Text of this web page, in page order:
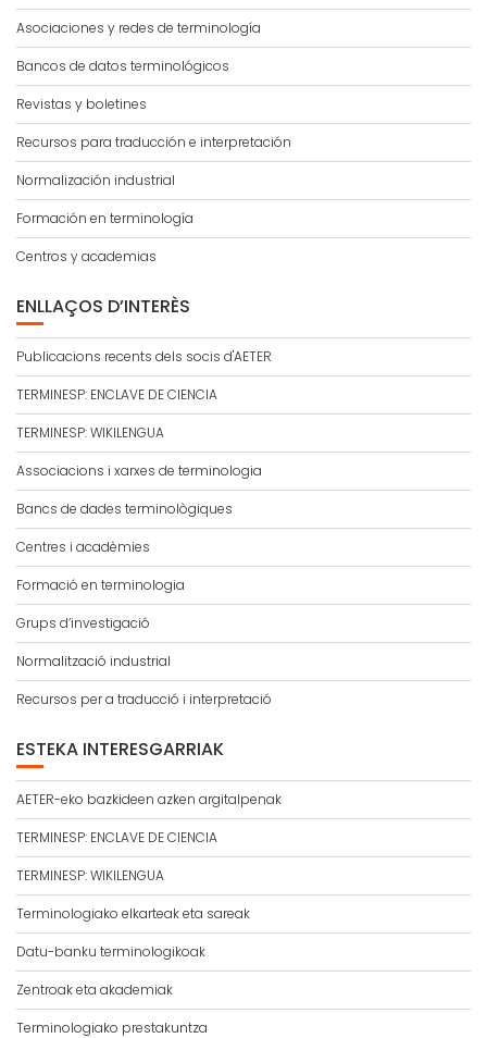
Asociaciones y redes de terminología
Bancos de datos terminológicos
Revistas y boletines
Recursos para traducción e interpretación
Normalización industrial
Formación en terminología
Centros y academias
ENLLAÇOS D’INTERÈS
Publicacions recents dels socis d'AETER
TERMINESP: ENCLAVE DE CIENCIA
TERMINESP: WIKILENGUA
Associacions i xarxes de terminologia
Bancs de dades terminològiques
Centres i acadèmies
Formació en terminologia
Grups d’investigació
Normalització industrial
Recursos per a traducció i interpretació
ESTEKA INTERESGARRIAK
AETER-eko bazkideen azken argitalpenak
TERMINESP: ENCLAVE DE CIENCIA
TERMINESP: WIKILENGUA
Terminologiako elkarteak eta sareak
Datu-banku terminologikoak
Zentroak eta akademiak
Terminologiako prestakuntza